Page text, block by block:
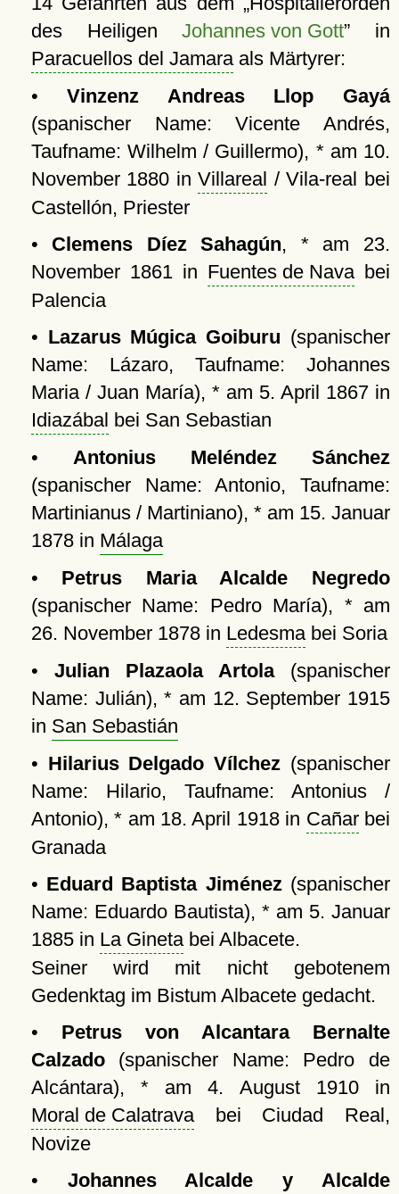
des HeiligenJohannes von Gott
in
Paracuellos del Jamaraals Märtyrer:
•Vinzenz Andreas Llop Gayá
(spanischer Name: Vicente Andrés,
Taufname: Wilhelm / Guillermo), * am 10.
November 1880 inVillareal / Vila-real bei
Castellón, Priester
• Clemens Díez Sahagún, * am 23.
November 1861 in Fuentes de Navabei
Palencia
• Lazarus Múgica Goiburu (spanischer
Name: Lázaro, Taufname: Johannes
Maria / Juan María), * am 5. April 1867 in
Idiazábal bei San Sebastian
• Antonius Meléndez Sánchez
(spanischer Name: Antonio, Taufname:
Martinianus / Martiniano), * am 15. Januar
1878 in Málaga
• Petrus Maria Alcalde Negredo
(spanischer Name: Pedro María), * am
26. November 1878 in Ledesmabei Soria
• Julian Plazaola Artola(spanischer
Name: Julián), * am 12. September 1915
in San Sebastián
• Hilarius Delgado Vílchez (spanischer
Name: Hilario, Taufname: Antonius /
Antonio), * am 18. April 1918 in Cañarbei
Granada
• Eduard Baptista Jiménez(spanischer
Name: Eduardo Bautista), * am 5. Januar
1885 in La Ginetabei Albacete.
Seiner wird mit nicht gebotenem
Gedenktag im Bistum Albacete gedacht.
• Petrus von Alcantara Bernalte
Calzado(spanischer Name: Pedro de
Alcántara), * am 4. August 1910 in
Moral de Calatravabei Ciudad Real,
Novize
• Johannes Alcalde y Alcalde